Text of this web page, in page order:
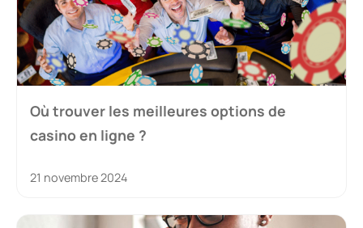
Où trouver les meilleures options de
casino en ligne ?
21 novembre 2024